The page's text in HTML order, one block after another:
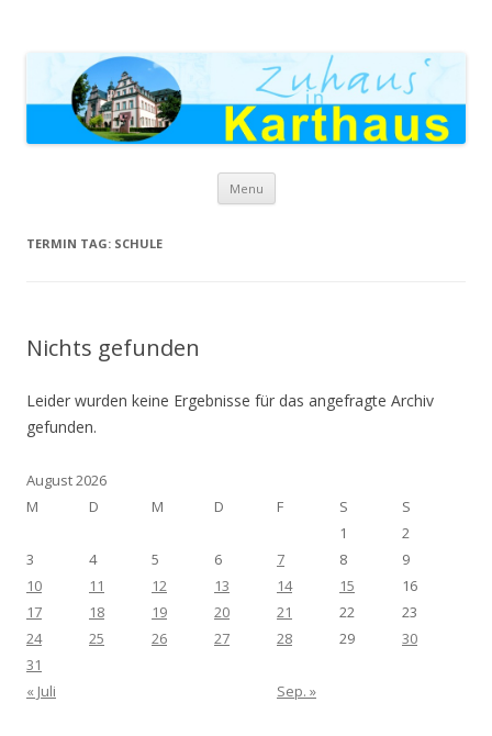
Menu Skip to content
TERMIN TAG: SCHULE
Nichts gefunden
Leider wurden keine Ergebnisse für das angefragte Archiv
gefunden.
August 2026
M
D M D F S
S
1
2
3
4 5 6 7 8
9
10
11 12 13 14 15
16
17
18 19 20 21 22
23
24
25 26 27 28 29
30
31
« Juli
Sep. »